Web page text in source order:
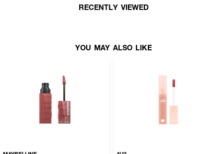
● เหมาะสำหรับใช้ทาเดี่ยวๆ เพื่อบำรุงและเพิ่มสีสันอย่างเป็นธรรมชาติ หรือทาทับ
● ใช้หัวแปรงจุ่มเนื้อลิปออยล์ในปริมาณที่เหมาะสม แล้วทาเคลือบบริเวณริมฝีปาก
ให้ทั่ว สามารถใช้ทาบำรุงได้บ่อยครั้งตามต้องการในระหว่างวันเพื่อเพิ่มความชุ่มชื้น
และความฉ่ำวาว หรือใช้ทาทับบนลิปสติกเนื้อแมทเพื่อเปลี่ยนลุคให้ดูอวบอิ่มเปล่ง
RECENTLY VIEWED
YOU MAY ALSO LIKE